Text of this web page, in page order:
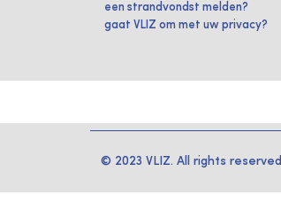
een strandvondst melden?
gaat VLIZ om met uw privacy?
© 2023 VLIZ. All rights reserved